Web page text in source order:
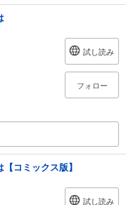
試し読み
フォロー
コミックス版】
試し読み